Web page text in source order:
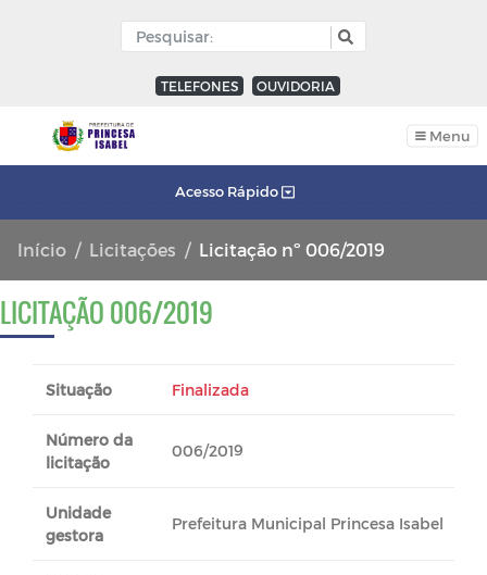
TELEFONES OUVIDORIA
Menu
Acesso Rápido
Início Licitações Licitação nº 006/2019
LICITAÇÃO 006/2019
Situação Finalizada
Número da
licitação
006/2019
Unidade
gestora
Prefeitura Municipal Princesa Isabel